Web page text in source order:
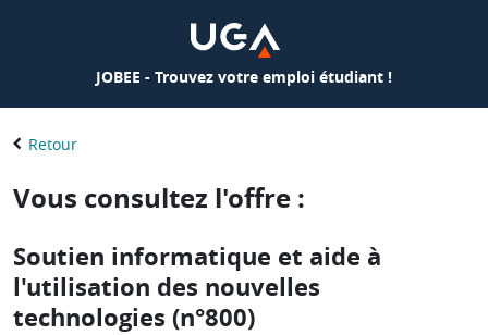
JOBEE - Trouvez votre emploi étudiant !
Retour
Vous consultez l'offre :
Soutien informatique et aide à
l'utilisation des nouvelles
technologies (n°800)